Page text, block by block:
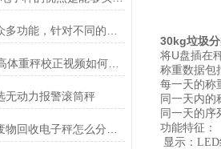
巨天JT-918身高体重秤校正视频如何操作
无动力报警滚筒秤
30kg垃圾
将U盘插在
称重数据包
每一天的称
同一天内的
同一天的序
功能特征：
显示：